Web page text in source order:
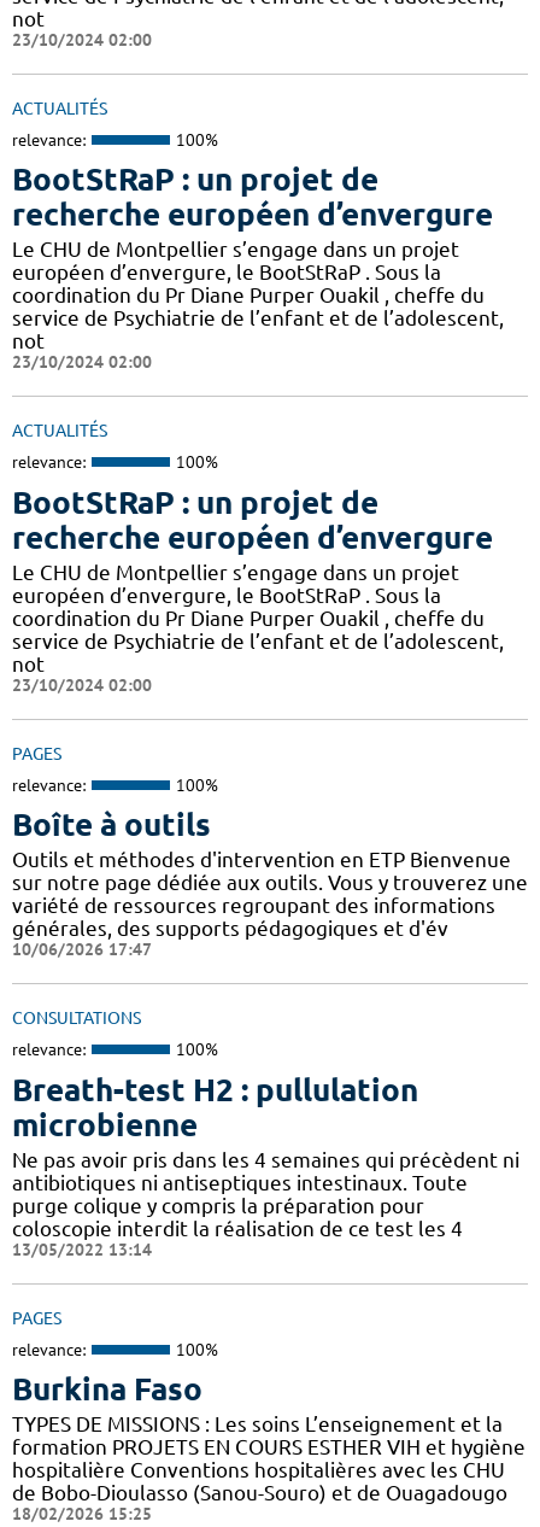
not
23/10/2024 02:00
ACTUALITÉS
relevance: 100%
BootStRaP : un projet de
recherche européen d’envergure
Le CHU de Montpellier s’engage dans un projet
européen d’envergure, le BootStRaP . Sous la
coordination du Pr Diane Purper Ouakil , cheffe du
service de Psychiatrie de l’enfant et de l’adolescent,
not
23/10/2024 02:00
ACTUALITÉS
relevance: 100%
BootStRaP : un projet de
recherche européen d’envergure
Le CHU de Montpellier s’engage dans un projet
européen d’envergure, le BootStRaP . Sous la
coordination du Pr Diane Purper Ouakil , cheffe du
service de Psychiatrie de l’enfant et de l’adolescent,
not
23/10/2024 02:00
PAGES
relevance: 100%
Boîte à outils
Outils et méthodes d'intervention en ETP Bienvenue
sur notre page dédiée aux outils. Vous y trouverez une
variété de ressources regroupant des informations
générales, des supports pédagogiques et d'év
10/06/2026 17:47
CONSULTATIONS
relevance: 100%
Breath-test H2 : pullulation
microbienne
Ne pas avoir pris dans les 4 semaines qui précèdent ni
antibiotiques ni antiseptiques intestinaux. Toute
purge colique y compris la préparation pour
coloscopie interdit la réalisation de ce test les 4
13/05/2022 13:14
PAGES
relevance: 100%
Burkina Faso
TYPES DE MISSIONS : Les soins L’enseignement et la
formation PROJETS EN COURS ESTHER VIH et hygiène
hospitalière Conventions hospitalières avec les CHU
de Bobo-Dioulasso (Sanou-Souro) et de Ouagadougo
18/02/2026 15:25